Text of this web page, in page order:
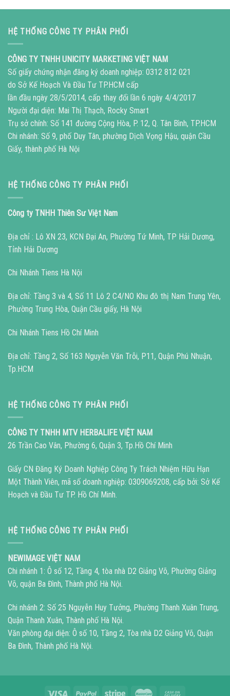
HỆ THỐNG CÔNG TY PHÂN PHỐI
CÔNG TY TNHH UNICITY MARKETING VIỆT NAM
Số giấy chứng nhận đăng ký doanh nghiệp: 0312 812 021
do Sở Kế Hoạch Và Đầu Tư TP.HCM cấp
lần đầu ngày 28/5/2014, cấp thay đổi lần 6 ngày 4/4/2017
Người đại diện: Mai Thị Thạch, Rocky Smart
Trụ sở chính: Số 141 đường Cộng Hòa, P. 12, Q. Tân Bình, TP.HCM
Chi nhánh: Số 9, phố Duy Tân, phường Dịch Vọng Hậu, quận Cầu
Giấy, thành phố Hà Nội
HỆ THỐNG CÔNG TY PHÂN PHỐI
Công ty TNHH Thiên Sư Việt Nam
Địa chỉ : Lô XN 23, KCN Đại An, Phường Tứ Minh, TP Hải Dương,
Tỉnh Hải Dương
Chi Nhánh Tiens Hà Nội
Địa chỉ: Tầng 3 và 4, Số 11 Lô 2 C4/NO Khu đô thị Nam Trung Yên,
Phường Trung Hòa, Quận Cầu giấy, Hà Nội
Chi Nhánh Tiens Hồ Chí Minh
Địa chỉ: Tầng 2, Số 163 Nguyễn Văn Trỗi, P11, Quận Phú Nhuận,
Tp.HCM
HỆ THỐNG CÔNG TY PHÂN PHỐI
CÔNG TY TNHH MTV HERBALIFE VIỆT NAM
26 Trần Cao Vân, Phường 6, Quận 3, Tp.Hồ Chí Minh
Giấy CN Đăng Ký Doanh Nghiệp Công Ty Trách Nhiệm Hữu Hạn
Một Thành Viên, mã số doanh nghiệp: 0309069208, cấp bởi: Sở Kế
Hoạch và Đầu Tư TP. Hồ Chí Minh.
HỆ THỐNG CÔNG TY PHÂN PHỐI
NEWIMAGE VIỆT NAM
Chi nhánh 1: Ô số 12, Tầng 4, tòa nhà D2 Giảng Võ, Phường Giảng
Võ, quận Ba Đình, Thành phố Hà Nội.
Chi nhánh 2: Số 25 Nguyễn Huy Tưởng, Phường Thanh Xuân Trung,
Quận Thanh Xuân, Thành phố Hà Nội.
Văn phòng đại diện: Ô số 10, Tầng 2, Tòa nhà D2 Giảng Võ, Quận
Ba Đình, Thành phố Hà Nội.